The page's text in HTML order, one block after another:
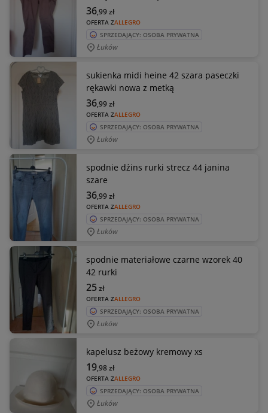
OFERTA ZALLEGRO
36,99zł
SPRZEDAJĄCY: OSOBA PRYWATNA
Łuków
sukienka midi heine 42 szara paseczki
rękawki nowa z metką
OFERTA ZALLEGRO
36,99zł
SPRZEDAJĄCY: OSOBA PRYWATNA
Łuków
spodnie dżins rurki strecz 44 janina
szare
OFERTA ZALLEGRO
36,99zł
SPRZEDAJĄCY: OSOBA PRYWATNA
Łuków
spodnie materiałowe czarne wzorek 40
42 rurki
OFERTA ZALLEGRO
25zł
SPRZEDAJĄCY: OSOBA PRYWATNA
Łuków
kapelusz beżowy kremowy xs
OFERTA ZALLEGRO
19,98zł
SPRZEDAJĄCY: OSOBA PRYWATNA
Łuków